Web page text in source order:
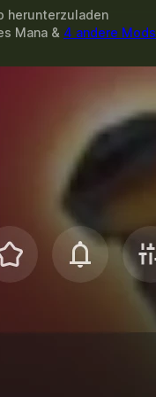
herunterzuladen
Mana & 4 andere Mods